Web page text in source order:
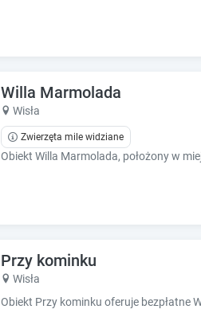
Willa Marmolada
Wisła
Zwierzęta mile widziane
Przy kominku
Wisła